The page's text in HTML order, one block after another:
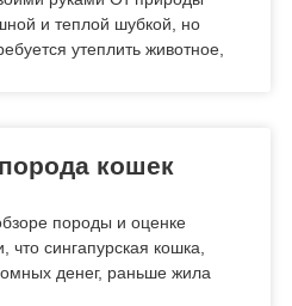
и теплой шубкой, но
утеплить животное,
кошек
породы и оценке
что сингапурская кошка,
денег, раньше жила